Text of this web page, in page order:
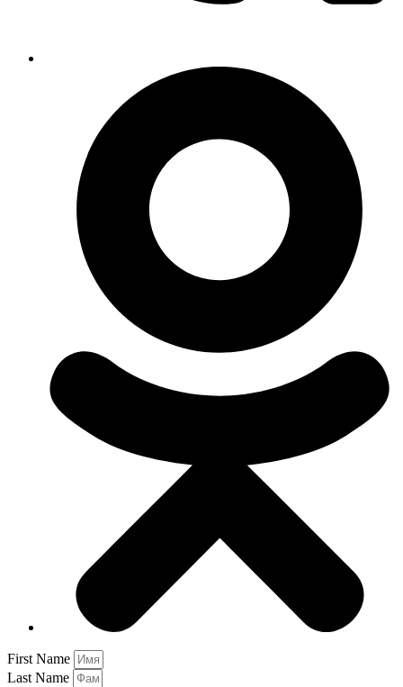
First Name
Last Name